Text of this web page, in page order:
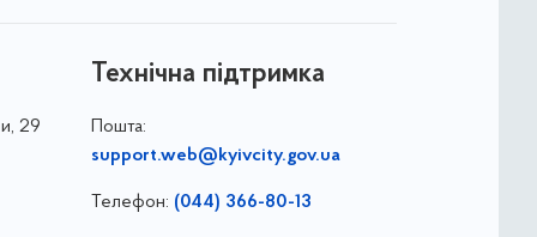
29
Технічна підтримка
Пошта:
support.web@kyivcity.gov.ua
Телефон: (044) 366-80-13